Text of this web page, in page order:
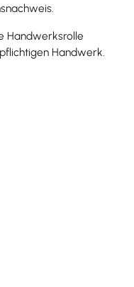
Handwerksrolle
Handwerk.